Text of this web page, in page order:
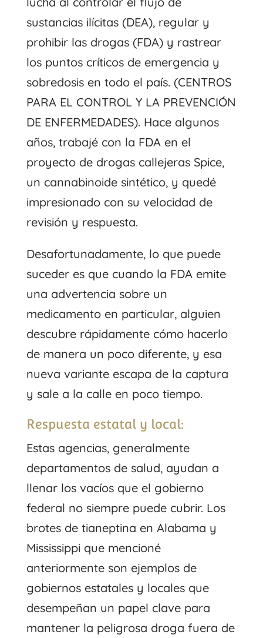
sustancias ilícitas (DEA), regular y
prohibir las drogas (FDA) y rastrear
los puntos críticos de emergencia y
sobredosis en todo el país. (CENTROS
PARA EL CONTROL Y LA PREVENCIÓN
DE ENFERMEDADES). Hace algunos
años, trabajé con la FDA en el
proyecto de drogas callejeras Spice,
un cannabinoide sintético, y quedé
impresionado con su velocidad de
revisión y respuesta.
Desafortunadamente, lo que puede
suceder es que cuando la FDA emite
una advertencia sobre un
medicamento en particular, alguien
descubre rápidamente cómo hacerlo
de manera un poco diferente, y esa
nueva variante escapa de la captura
y sale a la calle en poco tiempo.
Respuesta estatal y local:
Estas agencias, generalmente
departamentos de salud, ayudan a
llenar los vacíos que el gobierno
federal no siempre puede cubrir. Los
brotes de tianeptina en Alabama y
Mississippi que mencioné
anteriormente son ejemplos de
gobiernos estatales y locales que
desempeñan un papel clave para
mantener la peligrosa droga fuera de